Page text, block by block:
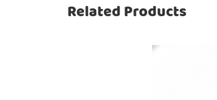
Related Products